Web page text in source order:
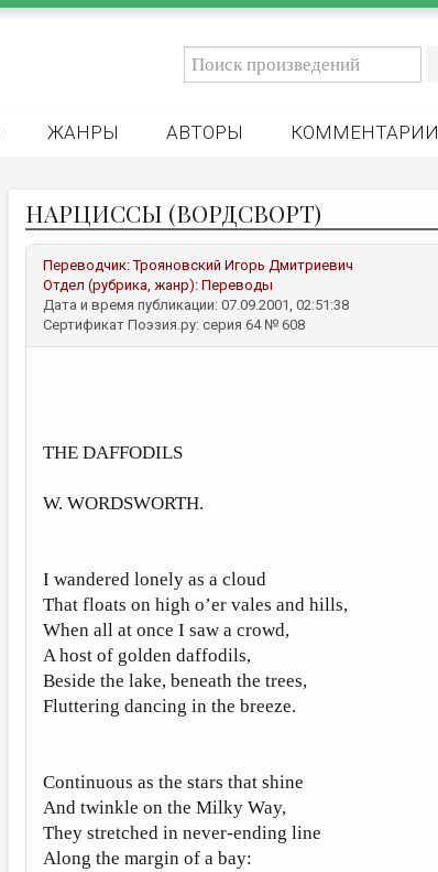
ЖАНРЫ АВТОРЫ КОММЕНТАРИИ
НАРЦИССЫ (ВОРДСВОРТ)
Переводчик:Трояновский Игорь Дмитриевич
Отдел (рубрика, жанр): Переводы
Дата и время публикации: 07.09.2001, 02:51:38
Сертификат Поэзия.ру: серия 64 № 608
THE DAFFODILS
W. WORDSWORTH.
I wandered lonely as a cloud
That floats on high o’er vales and hills,
When all at once I saw a crowd,
A host of golden daffodils,
Beside the lake, beneath the trees,
Fluttering dancing in the breeze.
Continuous as the stars that shine
And twinkle on the Milky Way,
They stretched in never-ending line
Along the margin of a bay: